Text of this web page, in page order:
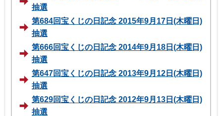
抽選
第684回宝くじの日記念 2015年9月17日(木曜日)
抽選
第666回宝くじの日記念 2014年9月18日(木曜日)
抽選
第647回宝くじの日記念 2013年9月12日(木曜日)
抽選
第629回宝くじの日記念 2012年9月13日(木曜日)
抽選